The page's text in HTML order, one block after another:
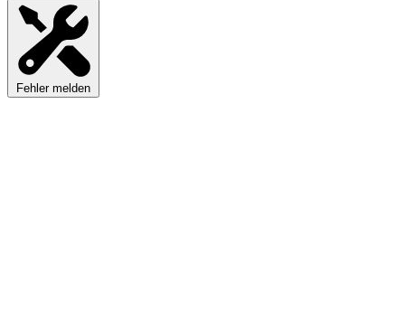
Fehler melden